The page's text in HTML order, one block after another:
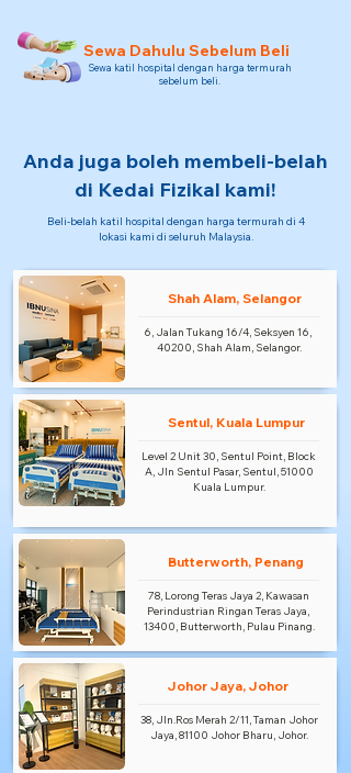
Sewa Dahulu Sebelum Beli
Sewa katil hospital dengan harga termurah
sebelum beli.
Anda juga boleh membeli-belah
di Kedai Fizikal kami!
Beli-belah katil hospital dengan harga termurah di 4
lokasi kami di seluruh Malaysia.
Shah Alam, Selangor
6, Jalan Tukang 16/4, Seksyen 16,
40200, Shah Alam, Selangor.
Sentul, Kuala Lumpur
Level 2 Unit 30, Sentul Point, Block
A, Jln Sentul Pasar, Sentul, 51000
Kuala Lumpur.
Butterworth, Penang
78, Lorong Teras Jaya 2, Kawasan
Perindustrian Ringan Teras Jaya,
13400, Butterworth, Pulau Pinang.
Johor Jaya, Johor
38, Jln.Ros Merah 2/11, Taman Johor
Jaya, 81100 Johor Bharu, Johor.